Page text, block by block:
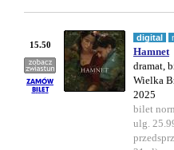
15.50
digital
Hamnet
dramat,
Wielka
2025
bilet
ulg.